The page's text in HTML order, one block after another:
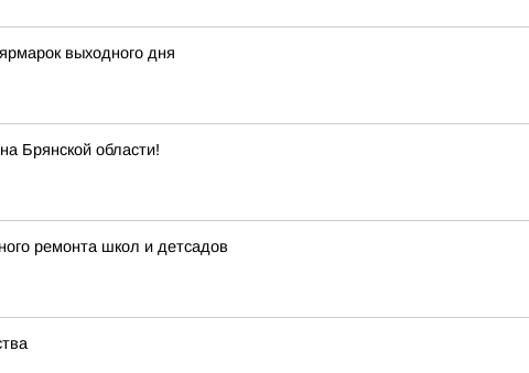
выходного дня
Брянской области!
ремонта школ и детсадов